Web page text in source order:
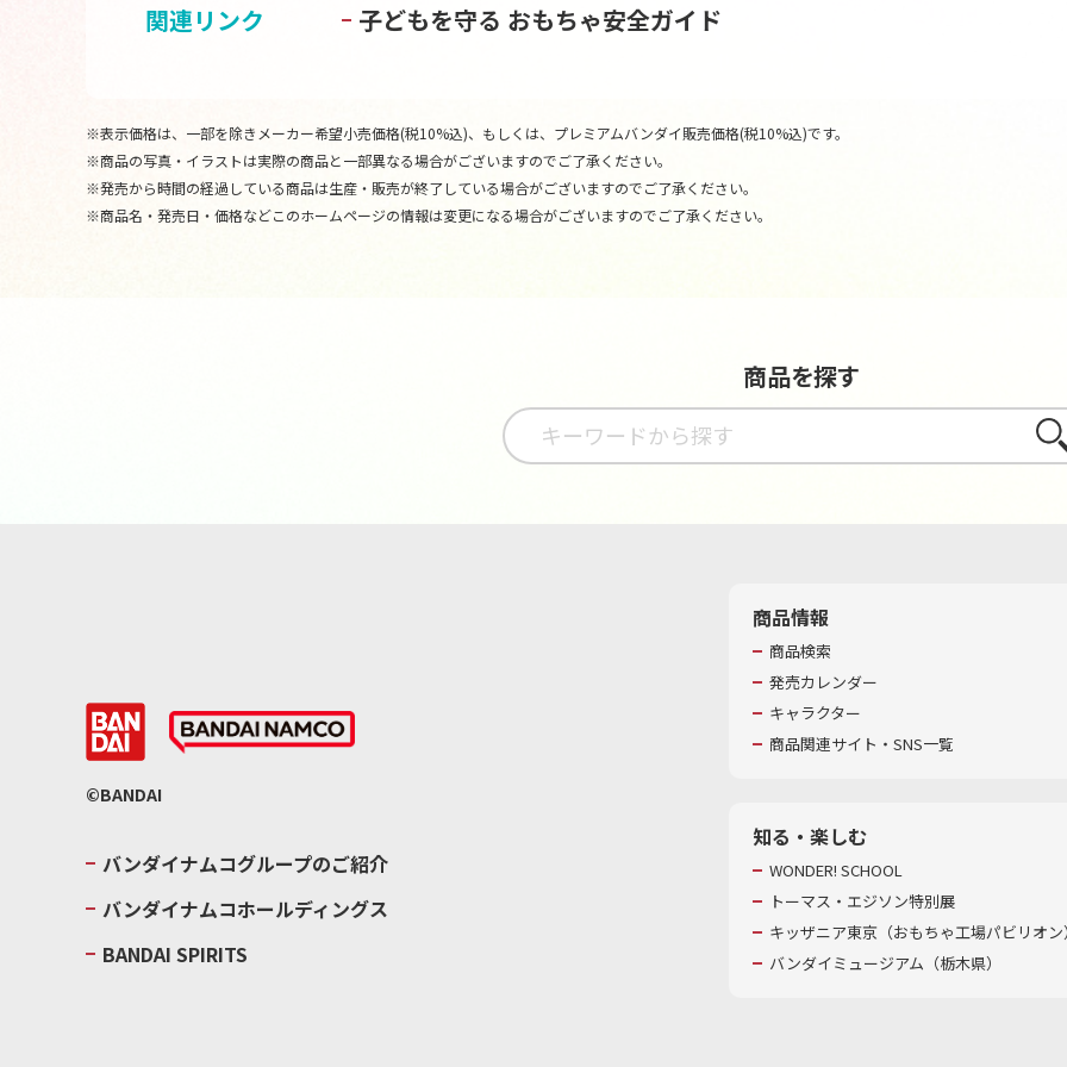
関連リンク 子どもを守る おもちゃ安全ガイド
※表示価格は、一部を除きメーカー希望小売価格(税10%込)、もしくは、プレミアムバンダイ販売価格(税10%込)です。
※商品の写真・イラストは実際の商品と一部異なる場合がございますのでご了承ください。
※発売から時間の経過している商品は生産・販売が終了している場合がございますのでご了承ください。
※商品名・発売日・価格などこのホームページの情報は変更になる場合がございますのでご了承ください。
商品を探す
さが
©BANDAI
バンダイナムコグループのご紹介
バンダイナムコホールディングス
BANDAI SPIRITS
商品情報
商品検索
発売カレンダー
キャラクター
商品関連サイト・SNS一覧
知る・楽しむ
WONDER! SCHOOL
トーマス・エジソン特別展
キッザニア東京（おもちゃ工場パビリオ
バンダイミュージアム（栃木県）